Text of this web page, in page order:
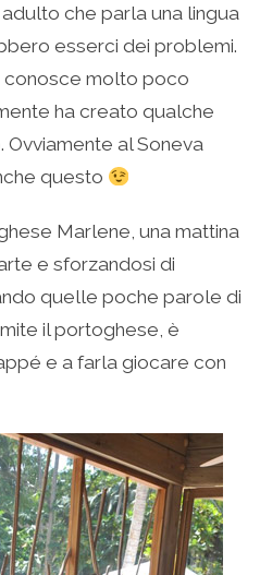
che parla una lingua
esserci dei problemi.
conosce molto poco
ha creato qualche
al Soneva
questo
Marlene, una mattina
e sforzandosi di
quelle poche parole di
il portoghese, è
e a farla giocare con